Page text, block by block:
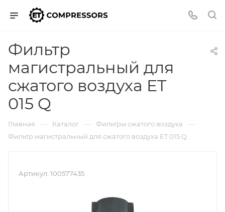
Фильтр
магистральный для
сжатого воздуха ET
015 Q
Главная — Каталог — Фильтры сжатого воздуха —
Фильтр магистральный для сжатого воздуха ET 015 Q
Артикул: 100577435